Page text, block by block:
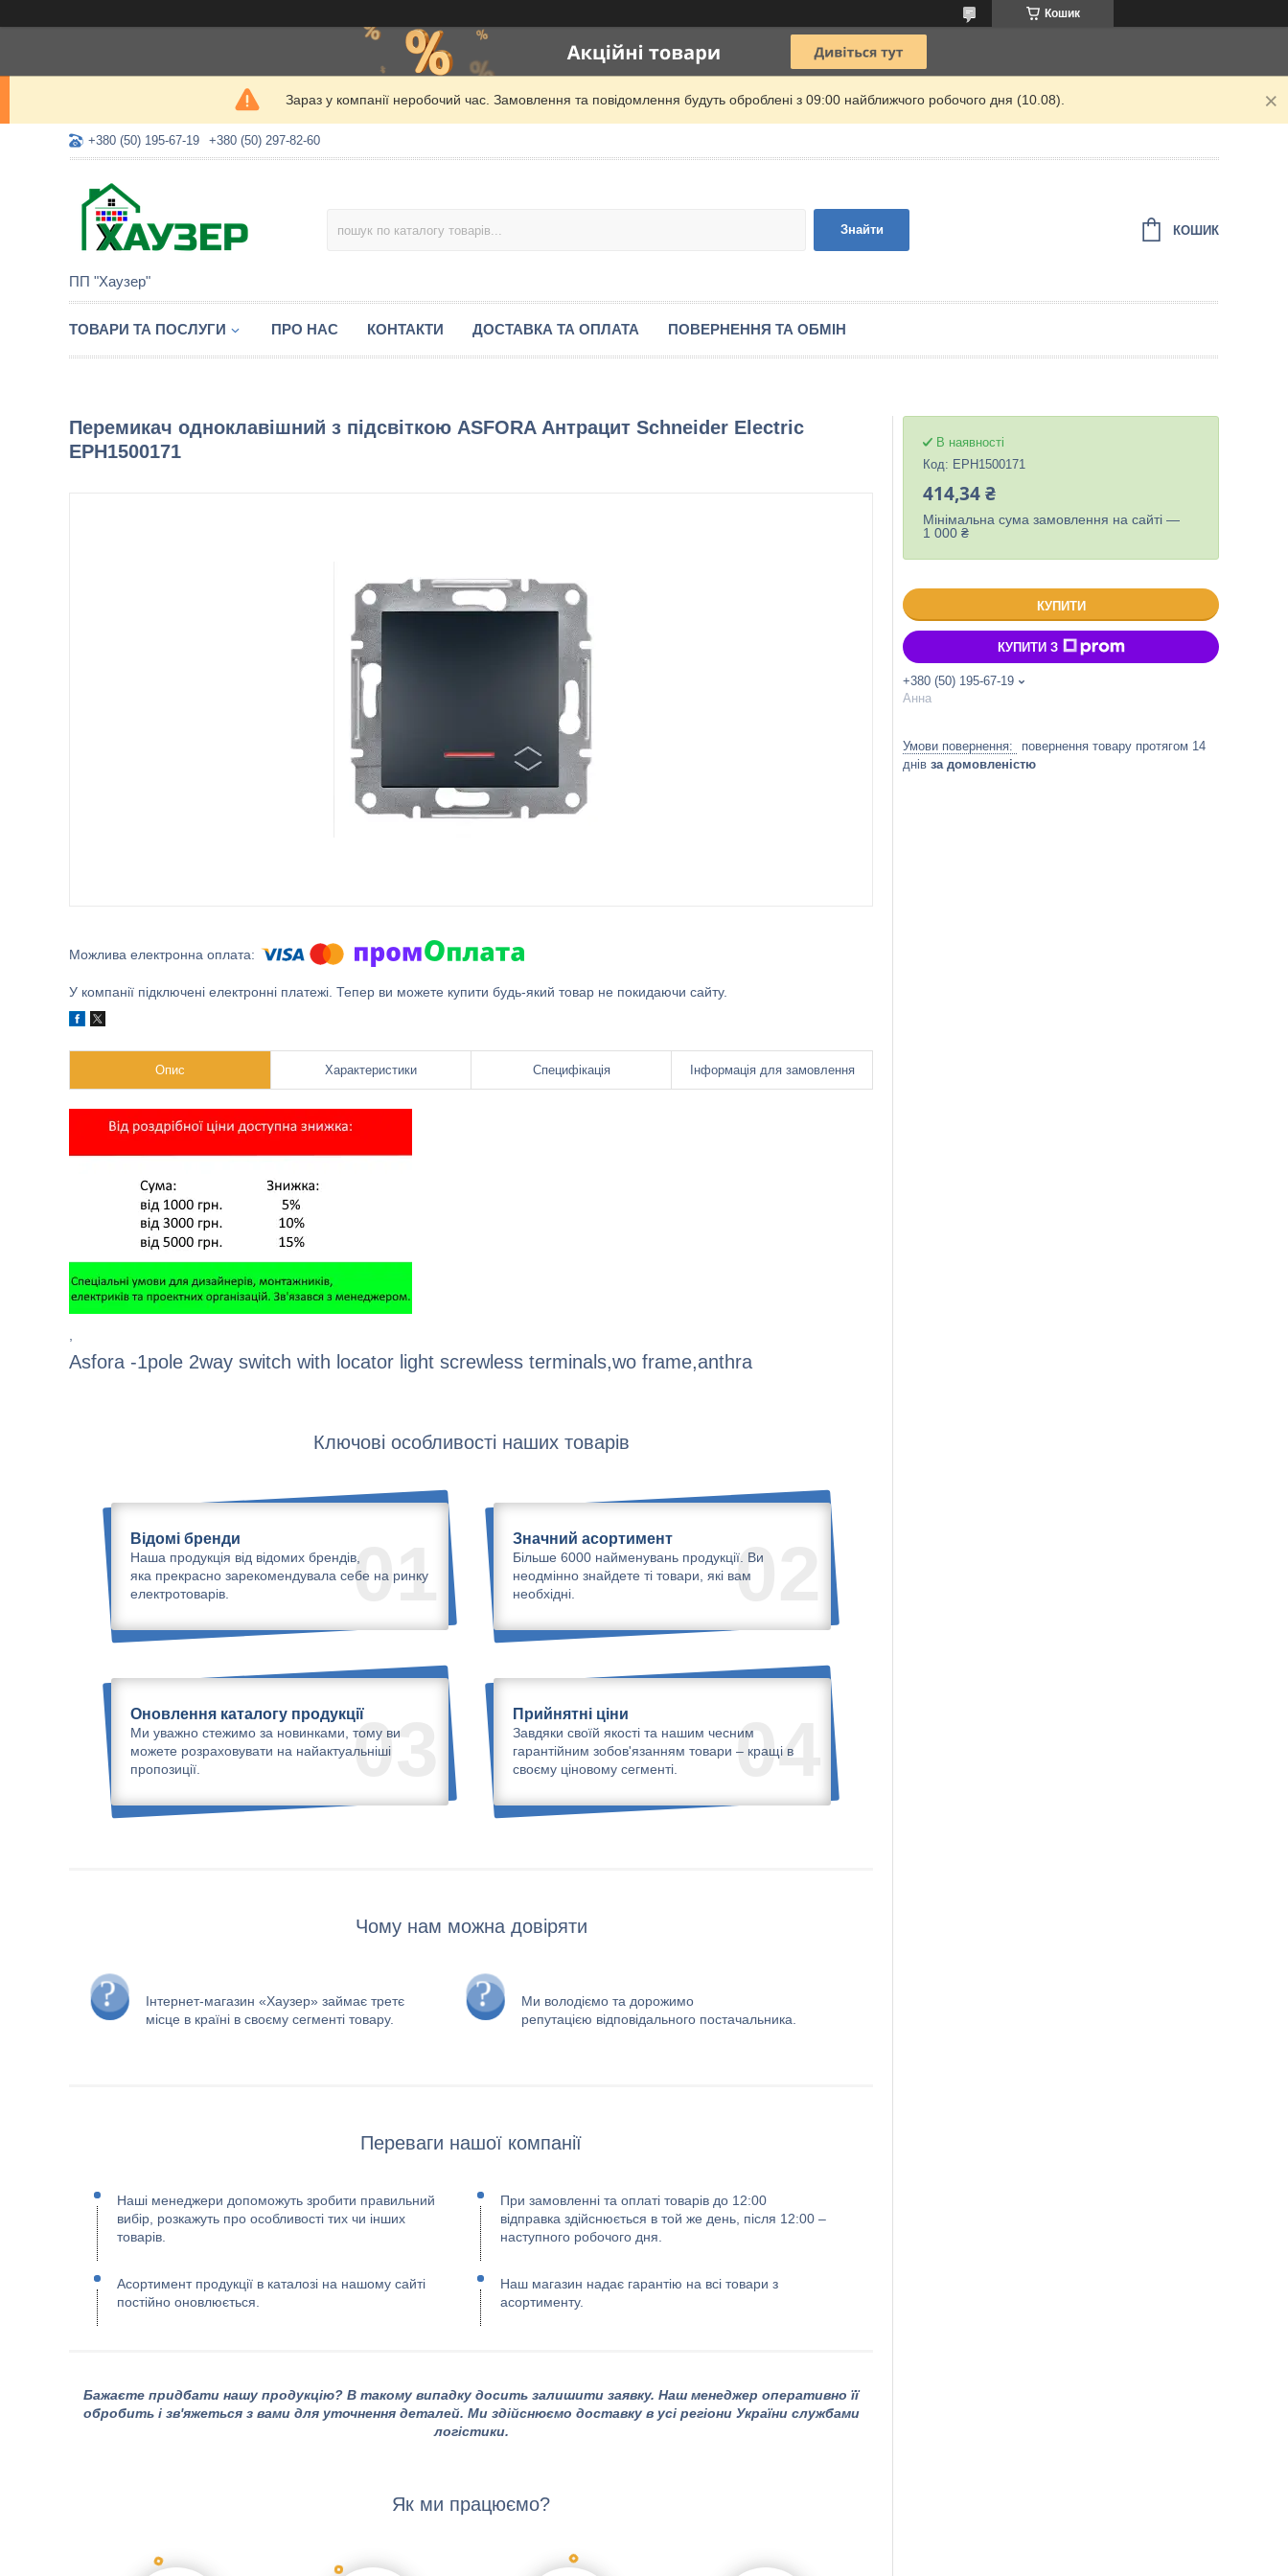
Кошик
Зараз у компанії неробочий час. Замовлення та повідомлення будуть оброблені з 09:00 найближчого робочого дня (10.08).
+380 (50) 195-67-19 +380 (50) 297-82-60
ПП "Хаузер"
Знайти КОШИК
ТОВАРИ ТА ПОСЛУГИ ПРО НАС КОНТАКТИ ДОСТАВКА ТА ОПЛАТА ПОВЕРНЕННЯ ТА ОБМІН
Перемикач одноклавішний з підсвіткою ASFORA Антрацит Schneider Electric
EPH1500171
У компанії підключені електронні платежі. Тепер ви можете купити будь-який товар не покидаючи сайту.
Опис Характеристики Специфікація Інформація для замовлення
Asfora -1pole 2way switch with locator light screwless terminals,wo frame,anthra
Ключові особливості наших товарів
01
Відомі бренди
Наша продукція від відомих брендів,
яка прекрасно зарекомендувала себе на ринку
електротоварів.
02
Значний асортимент
Більше 6000 найменувань продукції. Ви
неодмінно знайдете ті товари, які вам
необхідні.
03
Оновлення каталогу продукції
Ми уважно стежимо за новинками, тому ви
можете розраховувати на найактуальніші
пропозиції.
04
Прийнятні ціни
Завдяки своїй якості та нашим чесним
гарантійним зобов'язанням товари – кращі в
своєму ціновому сегменті.
Чому нам можна довіряти
Інтернет-магазин «Хаузер» займає третє
місце в країні в своєму сегменті товару.
Ми володіємо та дорожимо
репутацією відповідального постачальника.
Переваги нашої компанії
Наші менеджери допоможуть зробити правильний
вибір, розкажуть про особливості тих чи інших
товарів.
При замовленні та оплаті товарів до 12:00
відправка здійснюється в той же день, після 12:00 –
наступного робочого дня.
Асортимент продукції в каталозі на нашому сайті
постійно оновлюється.
Наш магазин надає гарантію на всі товари з
асортименту.
Бажаєте придбати нашу продукцію? В такому випадку досить залишити заявку. Наш менеджер оперативно її
обробить і зв'яжеться з вами для уточнення деталей. Ми здійснюємо доставку в усі регіони України службами
логістики.
Як ми працюємо?
В наявності
Код: EPH1500171
414,34 ₴
Мінімальна сума замовлення на сайті —
1 000 ₴
КУПИТИ
КУПИТИ З
+380 (50) 195-67-19
Анна
повернення товару протягом 14
днів за домовленістю